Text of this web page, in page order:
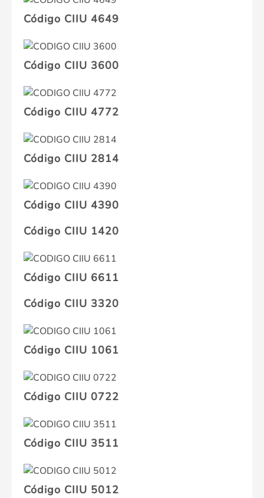
Código CIIU 4649
Código CIIU 3600
Código CIIU 4772
Código CIIU 2814
Código CIIU 4390
Código CIIU 1420
Código CIIU 6611
Código CIIU 3320
Código CIIU 1061
Código CIIU 0722
Código CIIU 3511
Código CIIU 5012